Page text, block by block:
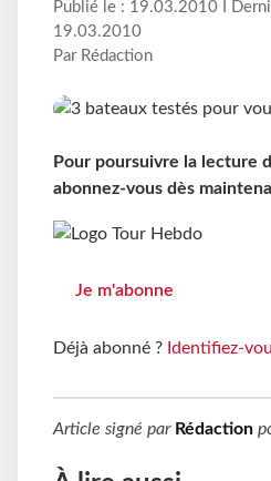
Publié le : 19.03.2010 I
19.03.2010
Par Rédaction
Pour poursuivre la lecture
abonnez-vous dès
Je m'abonne
Déjà abonné ? Identifiez-
Article signé par Rédaction